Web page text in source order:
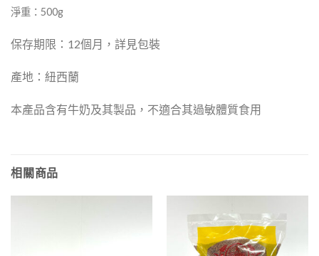
淨重：500g
保存期限：12個月，詳見包裝
產地：紐西蘭
本產品含有牛奶及其製品，不適合其過敏體質食用
相關商品